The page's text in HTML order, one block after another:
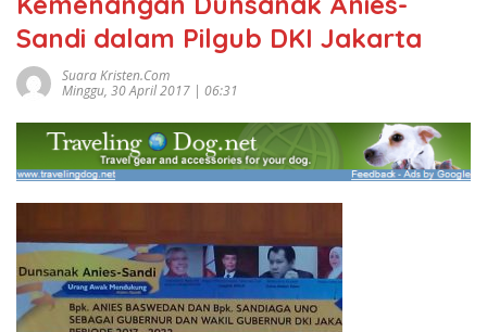
Sandi dalam Pilgub DKI Jakarta
Suara Kristen.com
Minggu, 30 April 2017 | 06:31